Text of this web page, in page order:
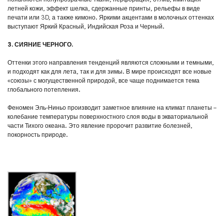
летней кожи, эффект шелка, сдержанные принты, рельефы в виде
печати или 3D, а также кимоно. Яркими акцентами в молочных оттенках
выступают Яркий Красный, Индийская Роза и Черный.
3. СИЯНИЕ ЧЕРНОГО.
Оттенки этого направления тенденций являются сложными и темными,
и подходят как для лета, так и для зимы. В мире происходят все новые
«союзы» с могущественной природой, все чаще поднимается тема
глобального потепления.
Феномен Эль-Ниньо производит заметное влияние на климат планеты –
колебание температуры поверхностного слоя воды в экваториальной
части Тихого океана. Это явление пророчит развитие болезней,
покорность природе.